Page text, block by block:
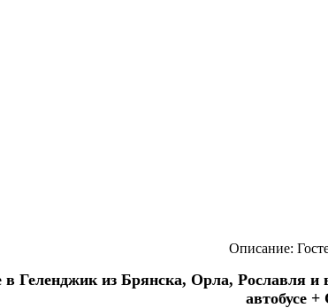
Описание:
Геленджик из Брянска, Орла, Рославля и
автобусе